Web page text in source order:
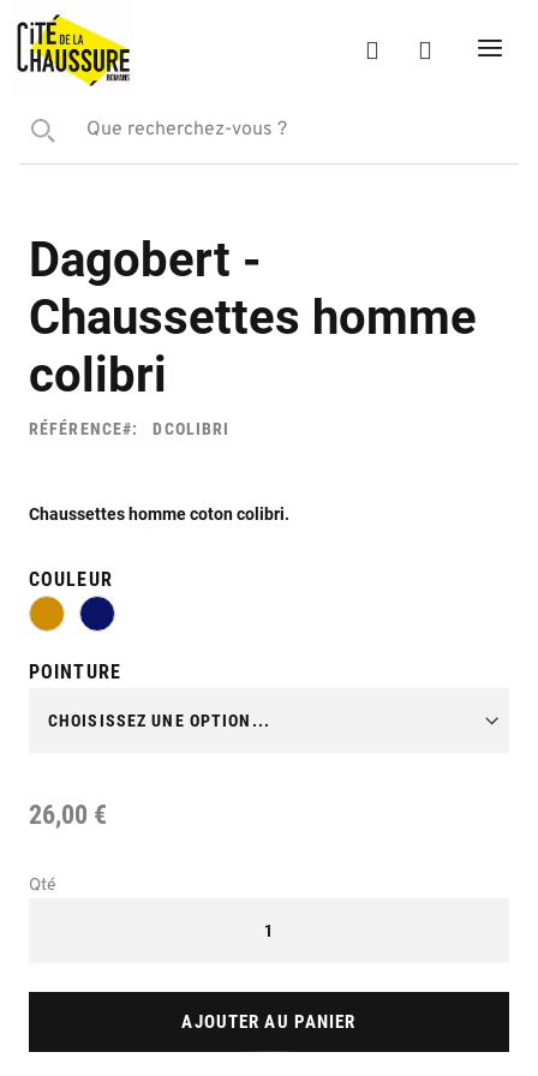
Dagobert -
Chaussettes homme
colibri
RÉFÉRENCE DCOLIBRI
Chaussettes homme coton colibri.
COULEUR
POINTURE
26,00 €
Qté
AJOUTER AU PANIER